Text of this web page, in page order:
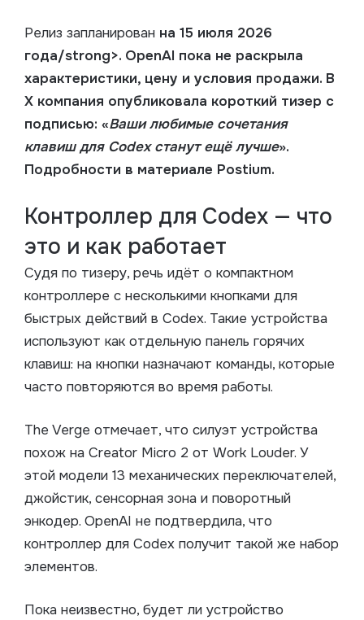
Релиз запланирован на 15 июля 2026
года/strong>. OpenAI пока не раскрыла
характеристики, цену и условия продажи. В
X компания опубликовала короткий тизер с
подписью: «Ваши любимые сочетания
клавиш для Codex станут ещё лучше».
Подробности в материале Postium.
Контроллер для Codex — что
это и как работает
Судя по тизеру, речь идёт о компактном
контроллере с несколькими кнопками для
быстрых действий в Codex. Такие устройства
используют как отдельную панель горячих
клавиш: на кнопки назначают команды, которые
часто повторяются во время работы.
The Verge отмечает, что силуэт устройства
похож на Creator Micro 2 от Work Louder. У
этой модели 13 механических переключателей,
джойстик, сенсорная зона и поворотный
энкодер. OpenAI не подтвердила, что
контроллер для Codex получит такой же набор
элементов.
Пока неизвестно, будет ли устройство